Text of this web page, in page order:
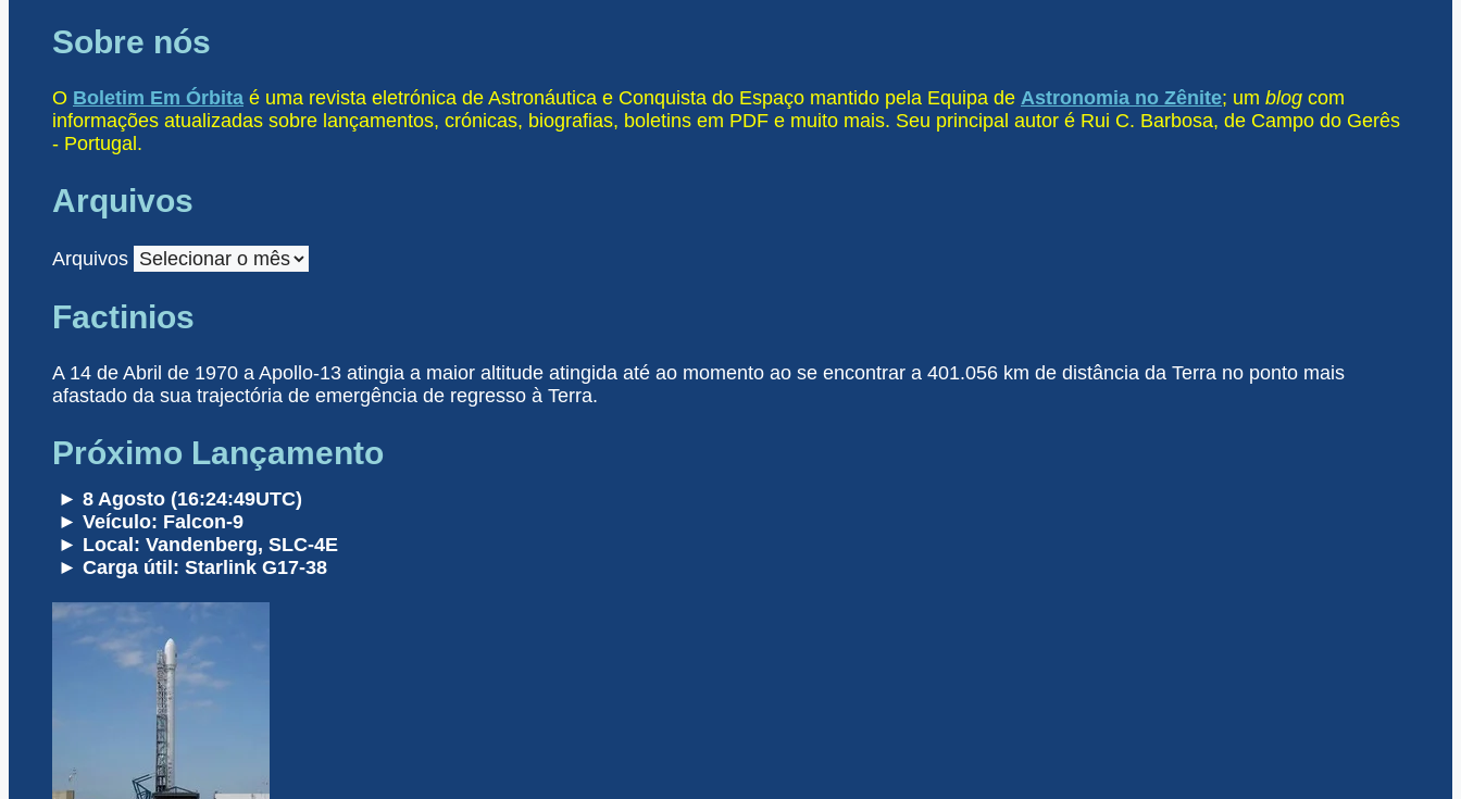
Sobre nós
O Boletim Em Órbita é uma revista eletrónica de Astronáutica e Conquista do Espaço mantido pela Equipa de Astronomia no Zênite; um blog com
informações atualizadas sobre lançamentos, crónicas, biografias, boletins em PDF e muito mais. Seu principal autor é Rui C. Barbosa, de Campo do Gerês
- Portugal.
Arquivos
Arquivos
Factinios
A 14 de Abril de 1970 a Apollo-13 atingia a maior altitude atingida até ao momento ao se encontrar a 401.056 km de distância da Terra no ponto mais
afastado da sua trajectória de emergência de regresso à Terra.
Próximo Lançamento
► 8 Agosto (16:24:49UTC)
► Veículo: Falcon-9
► Local: Vandenberg, SLC-4E
► Carga útil: Starlink G17-38